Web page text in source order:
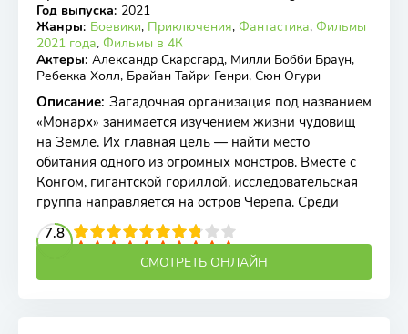
Год выпуска: 2021
Жанры: Боевики, Приключения, Фантастика, Фильмы
2021 года, Фильмы в 4К
Актеры: Александр Скарсгард, Милли Бобби Браун,
Ребекка Холл, Брайан Тайри Генри, Сюн Огури
Описание: Загадочная организация под названием
«Монарх» занимается изучением жизни чудовищ
на Земле. Их главная цель — найти место
обитания одного из огромных монстров. Вместе с
Конгом, гигантской гориллой, исследовательская
группа направляется на остров Черепа. Среди
7.8
4 5 6 7 8 9 10
СМОТРЕТЬ ОНЛАЙН